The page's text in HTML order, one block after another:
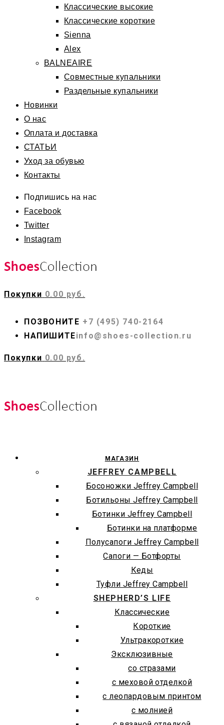
Классические высокие
Классические короткие
Sienna
Alex
BALNEAIRE
Совместные купальники
Раздельные купальники
Новинки
О нас
Оплата и доставка
СТАТЬИ
Уход за обувью
Контакты
Подпишись на нас
Facebook
Twitter
Instagram
Покупки 0.00 руб.
ПОЗВОНИТЕ +7 (495) 740-2164
НАПИШИТЕinfo@shoes-collection.ru
Покупки 0.00 руб.
МАГАЗИН
JEFFREY CAMPBELL
Босоножки Jeffrey Campbell
Ботильоны Jeffrey Campbell
Ботинки Jeffrey Campbell
Ботинки на платформе
Полусапоги Jeffrey Campbell
Сапоги — Ботфорты
Кеды
Туфли Jeffrey Campbell
SHEPHERD’S LIFE
Классические
Короткие
Ультракороткие
Эксклюзивные
со стразами
с меховой отделкой
с леопардовым принтом
с молнией